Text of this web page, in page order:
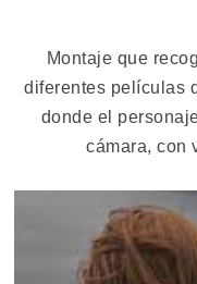
Montaje que
diferentes películas
donde el
cámara, con